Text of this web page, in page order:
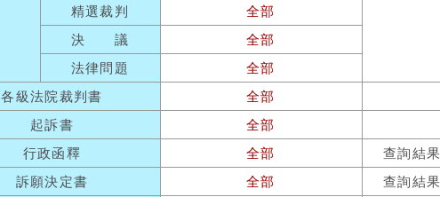
精選裁判
全部
決 議
全部
法律問題
全部
各級法院裁判書
全部
起訴書
全部
行政函釋
全部
查詢結
訴願決定書
全部
查詢結